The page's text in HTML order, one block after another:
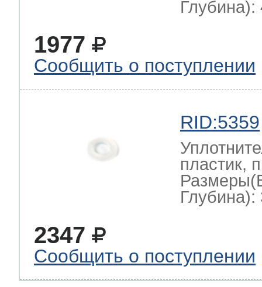
Глубина):
1977
Сообщить о поступлении
RID:5359
пластик,
Глубина):
2347
Сообщить о поступлении